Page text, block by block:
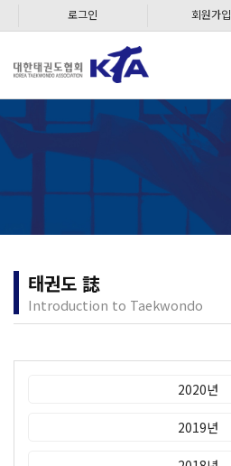
로그인 회원가입
태권도 誌
Introduction to Taekwondo
2020년
2019년